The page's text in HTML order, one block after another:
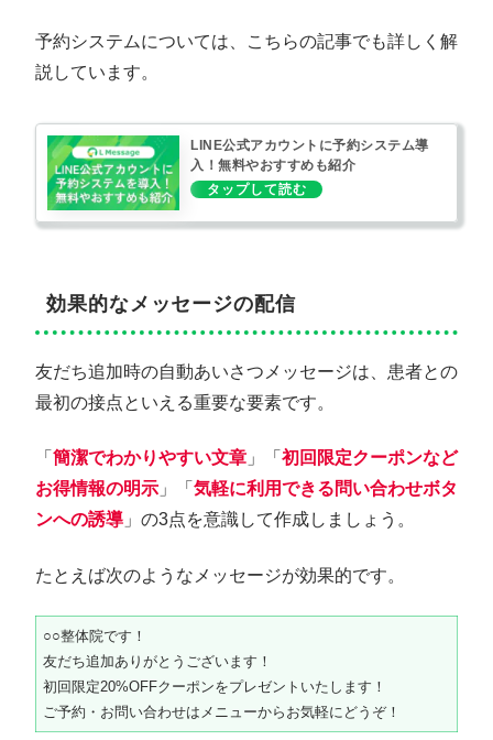
予約システムについては、こちらの記事でも詳しく解
説しています。
LINE公式アカウントに予約システム導
入！無料やおすすめも紹介
効果的なメッセージの配信
友だち追加時の自動あいさつメッセージは、患者との
最初の接点といえる重要な要素です。
「 簡潔でわかりやすい文章 」「 初回限定クーポンなど
お得情報の明示 」「 気軽に利用できる問い合わせボタ
ンへの誘導 」の3点を意識して作成しましょう。
たとえば次のようなメッセージが効果的です。
○○整体院です！
友だち追加ありがとうございます！
初回限定20%OFFクーポンをプレゼントいたします！
ご予約・お問い合わせはメニューからお気軽にどうぞ！